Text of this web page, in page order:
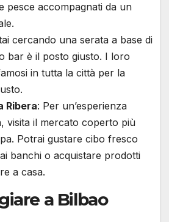
pesce accompagnati da un
cercando una serata a base di
bar è il posto giusto. I loro
in tutta la città per la
Ribera: Per un’esperienza
visita il mercato coperto più
Potrai gustare cibo fresco
banchi o acquistare prodotti
a casa.
a Bilbao